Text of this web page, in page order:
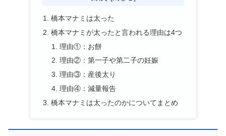
橋本マナミは太った
橋本マナミが太ったと言われる理由は4つ
理由①：お餅
理由②：第一子や第二子の妊娠
理由③：産後太り
理由④：減量報告
橋本マナミは太ったのかについてまとめ